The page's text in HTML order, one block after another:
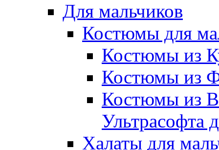
Для мальчиков
Костюмы для
Костюмы из
Костюмы из
Костюмы из
Ультрасофта
Халаты для